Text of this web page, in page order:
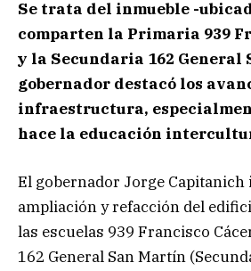
Se trata del inmueble -
comparten la Primaria 939
y la Secundaria 162 General
gobernador destacó los
infraestructura,
hace la educación
El gobernador Jorge
ampliación y refacción del
las escuelas 939 Francisco
162 General San Martín